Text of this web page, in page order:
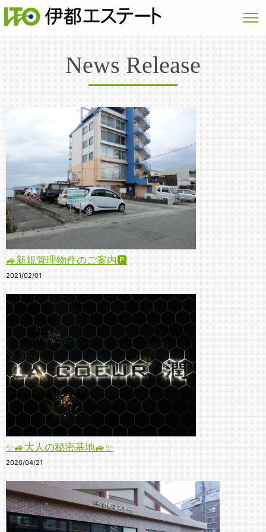
News Release
🚙新規管理物件のご案内🅿
2021/02/01
✨🚙大人の秘密基地🚙✨
2020/04/21